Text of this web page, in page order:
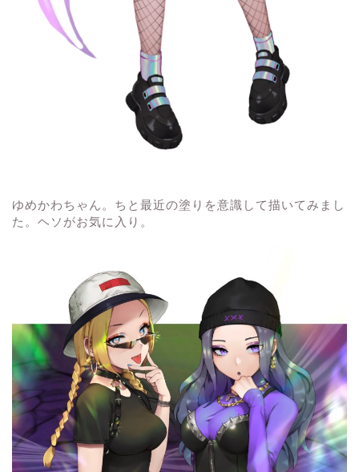
ゆめかわちゃん。ちと最近の塗りを意識して描いてみまし
た。ヘソがお気に入り。